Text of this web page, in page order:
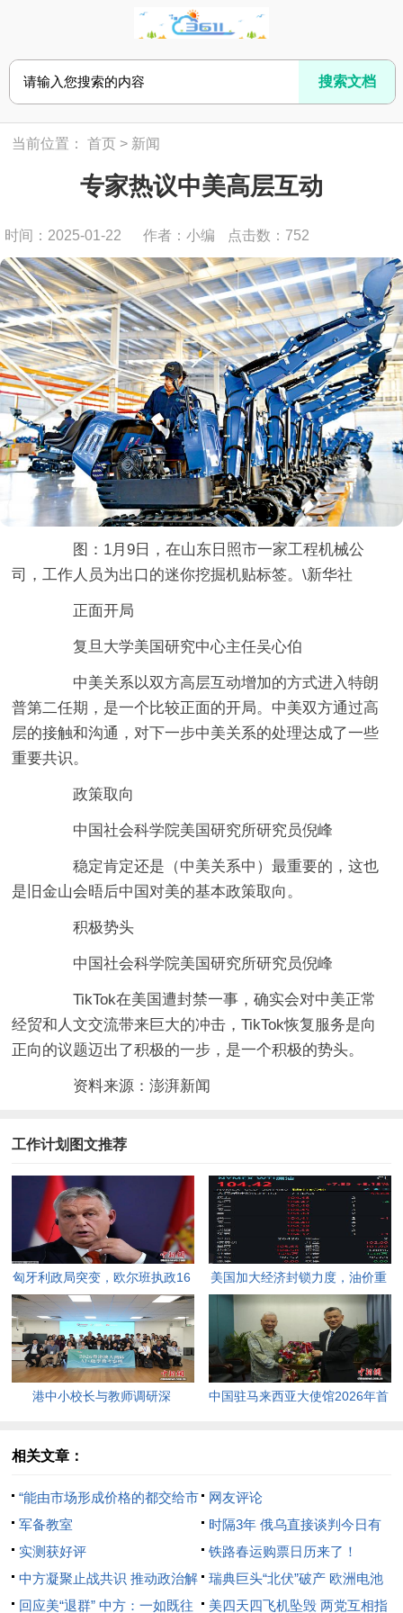
当前位置：首页 > 新闻
专家热议中美高层互动
时间：2025-01-22 作者：小编 点击数： 752
图：1月9日，在山东日照市一家工程机械公
司，工作人员为出口的迷你挖掘机贴标签。\新华社
正面开局
复旦大学美国研究中心主任吴心伯
中美关系以双方高层互动增加的方式进入特朗
普第二任期，是一个比较正面的开局。中美双方通过高
层的接触和沟通，对下一步中美关系的处理达成了一些
重要共识。
政策取向
中国社会科学院美国研究所研究员倪峰
稳定肯定还是（中美关系中）最重要的，这也
是旧金山会晤后中国对美的基本政策取向。
积极势头
中国社会科学院美国研究所研究员倪峰
TikTok在美国遭封禁一事，确实会对中美正常
经贸和人文交流带来巨大的冲击，TikTok恢复服务是向
正向的议题迈出了积极的一步，是一个积极的势头。
资料来源：澎湃新闻
工作计划图文推荐
匈牙利政局突变，欧尔班执政16
年终结。
美国加大经济封锁力度，油价重
返100美元高点，黄金价格急
跌，日韩主要股指开盘走低。
港中小校长与教师调研深
课堂新路径。
中国驻马来西亚大使馆2026年首
力，帮助他们在异国他乡更好地
学习和生活。
相关文章：
“能由市场形成价格的都交给市
场”
网友评论
军备教室
时隔3年 俄乌直接谈判今日有
望重启 谁参加 谈什么
实测获好评
铁路春运购票日历来了！
中方凝聚止战共识 推动政治解
决乌危机
瑞典巨头“北伏”破产 欧洲电池
自主梦碎
回应美“退群” 中方：一如既往 美四天四飞机坠毁 两党互相指